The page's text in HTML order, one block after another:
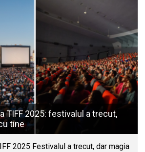
TIFF 2025: festivalul a trecut,
tine
2025 Festivalul a trecut, dar magia